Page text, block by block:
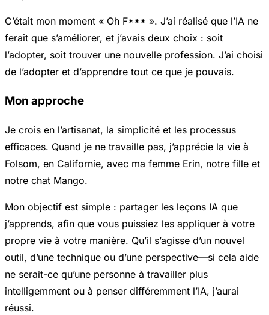
C’était mon moment « Oh F*** ». J’ai réalisé que l’IA ne
ferait que s’améliorer, et j’avais deux choix : soit
l’adopter, soit trouver une nouvelle profession. J’ai choisi
de l’adopter et d’apprendre tout ce que je pouvais.
Mon approche
Je crois en l’artisanat, la simplicité et les processus
efficaces. Quand je ne travaille pas, j’apprécie la vie à
Folsom, en Californie, avec ma femme Erin, notre fille et
notre chat Mango.
Mon objectif est simple : partager les leçons IA que
j’apprends, afin que vous puissiez les appliquer à votre
propre vie à votre manière. Qu’il s’agisse d’un nouvel
outil, d’une technique ou d’une perspective—si cela aide
ne serait-ce qu’une personne à travailler plus
intelligemment ou à penser différemment l’IA, j’aurai
réussi.